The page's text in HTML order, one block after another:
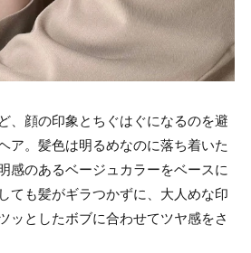
、顔の印象とちぐはぐになるのを避
ア。髪色は明るめなのに落ち着いた
感のあるベージュカラーをベースに
ても髪がギラつかずに、大人めな印
ッとしたボブに合わせてツヤ感をさ